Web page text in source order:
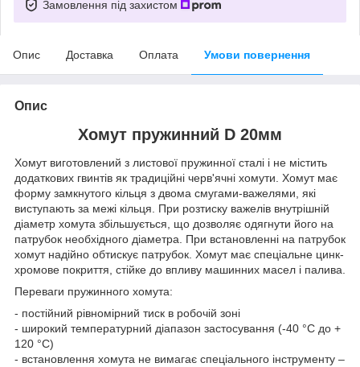
Замовлення під захистом
Опис Доставка Оплата Умови повернення
Опис
Хомут пружинний D 20мм
Хомут виготовлений з листової пружинної сталі і не містить
додаткових гвинтів як традиційні черв'ячні хомути. Хомут має
форму замкнутого кільця з двома смугами-важелями, які
виступають за межі кільця. При розтиску важелів внутрішній
діаметр хомута збільшується, що дозволяє одягнути його на
патрубок необхідного діаметра. При встановленні на патрубок
хомут надійно обтискує патрубок. Хомут має спеціальне цинк-
хромове покриття, стійке до впливу машинних масел і палива.
Переваги пружинного хомута:
- постійний рівномірний тиск в робочій зоні
- широкий температурний діапазон застосування (-40 °С до +
120 °С)
- встановлення хомута не вимагає спеціального інструменту –